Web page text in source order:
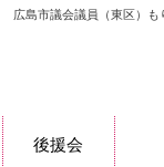
広島市議会議員（東区）も
後援会